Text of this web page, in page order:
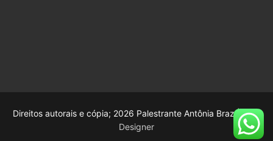
Direitos autorais e cópia; 2026 Palestrante Antônia Braz |Web
Designer